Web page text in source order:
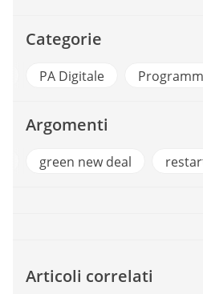
Categorie
PA Digitale
Argomenti
green new deal
Articoli correlati